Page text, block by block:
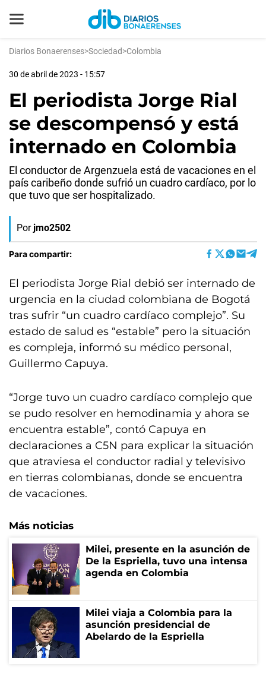
Diarios Bonaerenses>Sociedad>Colombia
30 de abril de 2023 - 15:57
El periodista Jorge Rial
se descompensó y está
internado en Colombia
El conductor de Argenzuela está de vacaciones en el
país caribeño donde sufrió un cuadro cardíaco, por lo
que tuvo que ser hospitalizado.
Por jmo2502
Para compartir:
El periodista Jorge Rial debió ser internado de
urgencia en la ciudad colombiana de Bogotá
tras sufrir “un cuadro cardíaco complejo”. Su
estado de salud es “estable” pero la situación
es compleja, informó su médico personal,
Guillermo Capuya.
“Jorge tuvo un cuadro cardíaco complejo que
se pudo resolver en hemodinamia y ahora se
encuentra estable”, contó Capuya en
declaraciones a C5N para explicar la situación
que atraviesa el conductor radial y televisivo
en tierras colombianas, donde se encuentra
de vacaciones.
Más noticias
Milei, presente en la asunción de
De la Espriella, tuvo una intensa
agenda en Colombia
Milei viaja a Colombia para la
asunción presidencial de
Abelardo de la Espriella